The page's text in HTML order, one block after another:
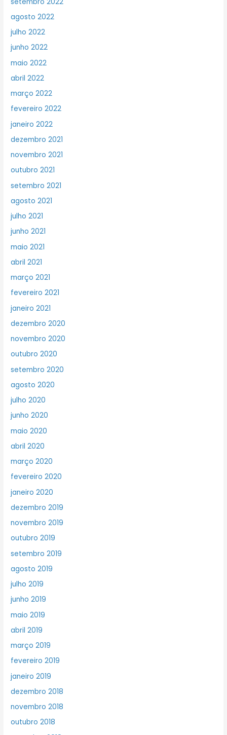
agosto 2022
julho 2022
junho 2022
maio 2022
abril 2022
março 2022
fevereiro 2022
janeiro 2022
dezembro 2021
novembro 2021
outubro 2021
setembro 2021
agosto 2021
julho 2021
junho 2021
maio 2021
abril 2021
março 2021
fevereiro 2021
janeiro 2021
dezembro 2020
novembro 2020
outubro 2020
setembro 2020
agosto 2020
julho 2020
junho 2020
maio 2020
abril 2020
março 2020
fevereiro 2020
janeiro 2020
dezembro 2019
novembro 2019
outubro 2019
setembro 2019
agosto 2019
julho 2019
junho 2019
maio 2019
abril 2019
março 2019
fevereiro 2019
janeiro 2019
dezembro 2018
novembro 2018
outubro 2018